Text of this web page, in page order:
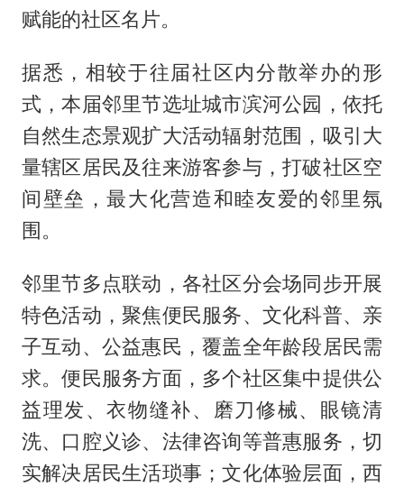
赋能的社区名片。
据悉，相较于往届社区内分散举办的形
式，本届邻里节选址城市滨河公园，依托
自然生态景观扩大活动辐射范围，吸引大
量辖区居民及往来游客参与，打破社区空
间壁垒，最大化营造和睦友爱的邻里氛
围。
邻里节多点联动，各社区分会场同步开展
特色活动，聚焦便民服务、文化科普、亲
子互动、公益惠民，覆盖全年龄段居民需
求。便民服务方面，多个社区集中提供公
益理发、衣物缝补、磨刀修械、眼镜清
洗、口腔义诊、法律咨询等普惠服务，切
实解决居民生活琐事；文化体验层面，西